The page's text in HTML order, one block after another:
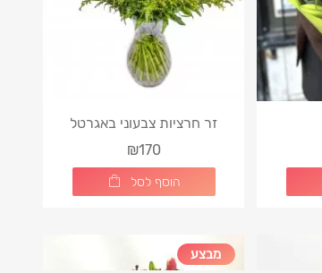
זר חרציות צבעוני באגרטל
₪170
הוסף לסל
מבצע